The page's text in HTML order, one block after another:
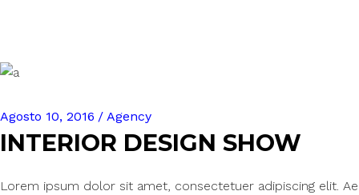
Agosto 10, 2016 Agency
INTERIOR DESIGN SHOW
Lorem ipsum dolor sit amet, consectetuer adipiscing elit.